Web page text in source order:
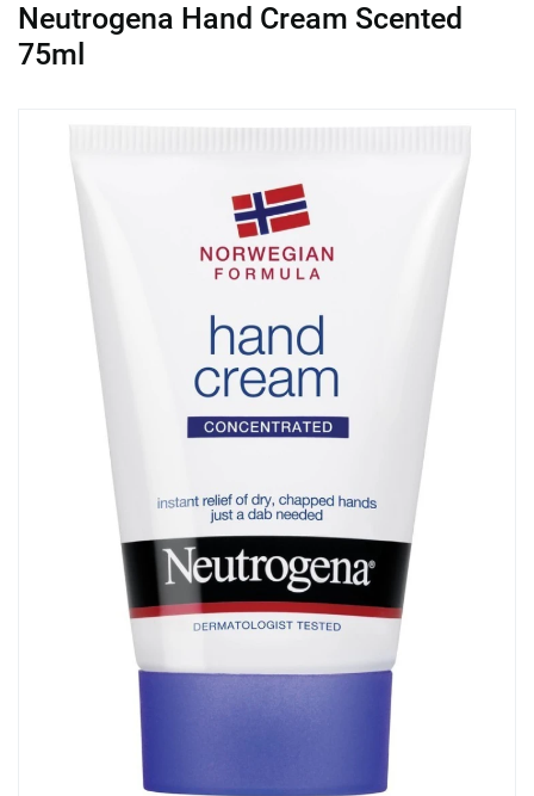
Neutrogena Hand Cream Scented
75ml